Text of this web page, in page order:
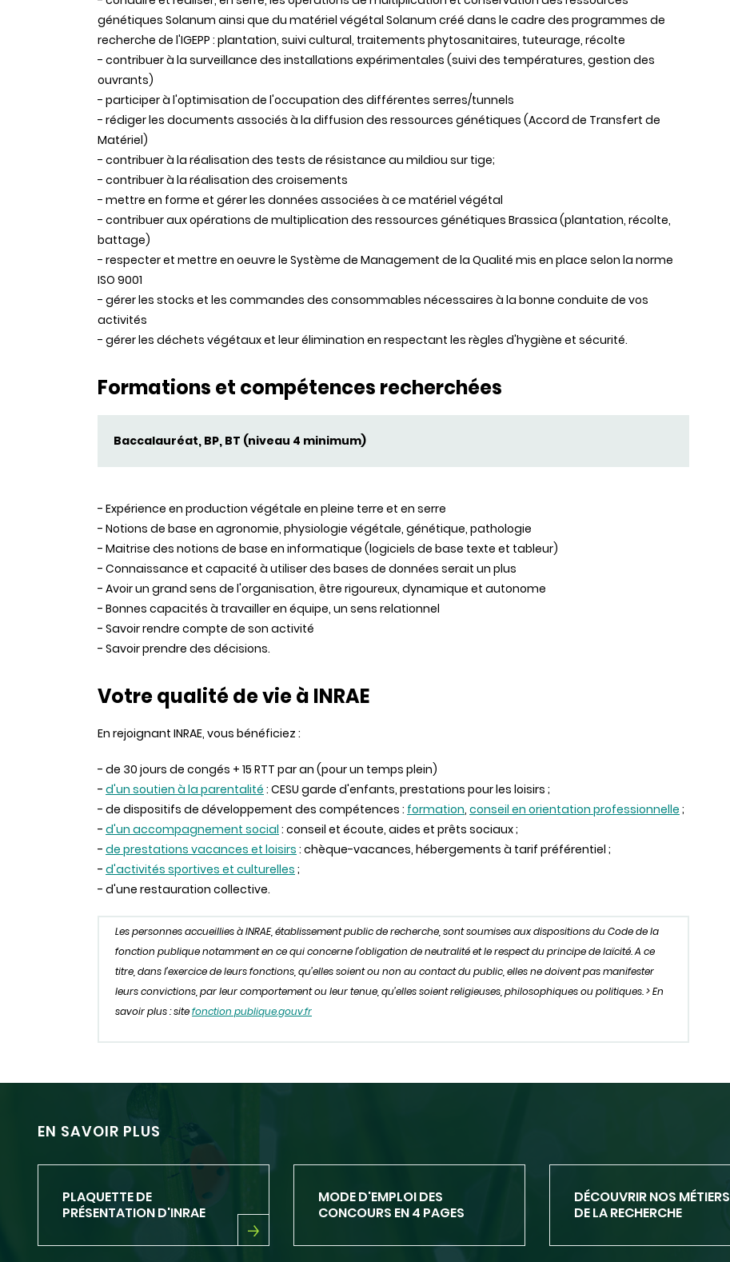
génétiques Solanum ainsi que du matériel végétal Solanum créé dans le cadre des programmes de
recherche de l'IGEPP : plantation, suivi cultural, traitements phytosanitaires, tuteurage, récolte
- contribuer à la surveillance des installations expérimentales (suivi des températures, gestion des
ouvrants)
- participer à l'optimisation de l'occupation des différentes serres/tunnels
- rédiger les documents associés à la diffusion des ressources génétiques (Accord de Transfert de
Matériel)
- contribuer à la réalisation des tests de résistance au mildiou sur tige;
- contribuer à la réalisation des croisements
- mettre en forme et gérer les données associées à ce matériel végétal
- contribuer aux opérations de multiplication des ressources génétiques Brassica (plantation, récolte,
battage)
- respecter et mettre en oeuvre le Système de Management de la Qualité mis en place selon la norme
ISO 9001
- gérer les stocks et les commandes des consommables nécessaires à la bonne conduite de vos
activités
- gérer les déchets végétaux et leur élimination en respectant les règles d'hygiène et sécurité.
Formations et compétences recherchées
Baccalauréat, BP, BT (niveau 4 minimum)
- Expérience en production végétale en pleine terre et en serre
- Notions de base en agronomie, physiologie végétale, génétique, pathologie
- Maitrise des notions de base en informatique (logiciels de base texte et tableur)
- Connaissance et capacité à utiliser des bases de données serait un plus
- Avoir un grand sens de l'organisation, être rigoureux, dynamique et autonome
- Bonnes capacités à travailler en équipe, un sens relationnel
- Savoir rendre compte de son activité
- Savoir prendre des décisions.
Votre qualité de vie à INRAE
En rejoignant INRAE, vous bénéficiez :
- de 30 jours de congés + 15 RTT par an (pour un temps plein)
- d'un soutien à la parentalité : CESU garde d'enfants, prestations pour les loisirs ;
- de dispositifs de développement des compétences : formation, conseil en orientation professionnelle ;
- d'un accompagnement social : conseil et écoute, aides et prêts sociaux ;
- de prestations vacances et loisirs : chèque-vacances, hébergements à tarif préférentiel ;
- d'activités sportives et culturelles ;
- d'une restauration collective.
Les personnes accueillies à INRAE, établissement public de recherche, sont soumises aux dispositions du Code de la
fonction publique notamment en ce qui concerne l’obligation de neutralité et le respect du principe de laïcité. A ce
titre, dans l’exercice de leurs fonctions, qu’elles soient ou non au contact du public, elles ne doivent pas manifester
leurs convictions, par leur comportement ou leur tenue, qu’elles soient religieuses, philosophiques ou politiques. > En
savoir plus : sitefonction publique.gouv.fr
EN SAVOIR PLUS
PLAQUETTE DE
PRÉSENTATION D'INRAE
PLAQUETTE
MODE D'EMPLOI DES
CONCOURS EN 4 PAGES
DÉCOUVRIR NOS MÉTIERS
DE LA RECHERCHE
DÉCOUVRIR